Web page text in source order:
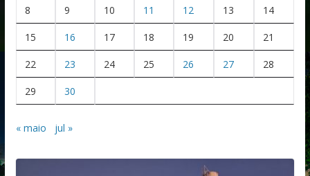
8 9 10 11 12 13 14
15 16 17 18 19 20 21
22 23 24 25 26 27 28
29 30
« maio jul »